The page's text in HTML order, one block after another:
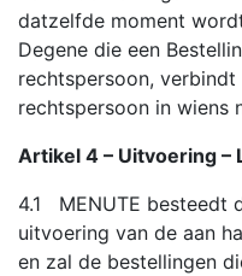
datzelfde moment
Degene die een
rechtspersoon,
rechtspersoon in wiens
Artikel 4 – Uitvoering –
4.1 MENUTE besteedt
uitvoering van de aan
en zal de bestellingen